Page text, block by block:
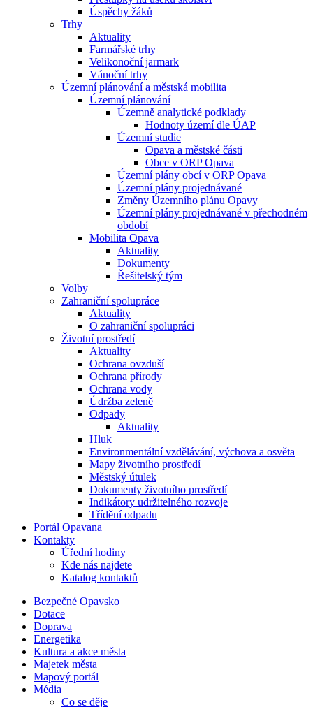
Úspěchy žáků
Trhy
Aktuality
Farmářské trhy
Velikonoční jarmark
Vánoční trhy
Územní plánování a městská mobilita
Územní plánování
Územně analytické podklady
Hodnoty území dle ÚAP
Územní studie
Opava a městské části
Obce v ORP Opava
Územní plány obcí v ORP Opava
Územní plány projednávané
Změny Územního plánu Opavy
Územní plány projednávané v přechodném
období
Mobilita Opava
Aktuality
Dokumenty
Řešitelský tým
Volby
Zahraniční spolupráce
Aktuality
O zahraniční spolupráci
Životní prostředí
Aktuality
Ochrana ovzduší
Ochrana přírody
Ochrana vody
Údržba zeleně
Odpady
Aktuality
Hluk
Environmentální vzdělávání, výchova a osvěta
Mapy životního prostředí
Městský útulek
Dokumenty životního prostředí
Indikátory udržitelného rozvoje
Třídění odpadu
Portál Opavana
Kontakty
Úřední hodiny
Kde nás najdete
Katalog kontaktů
Bezpečné Opavsko
Dotace
Doprava
Energetika
Kultura a akce města
Majetek města
Mapový portál
Média
Co se děje